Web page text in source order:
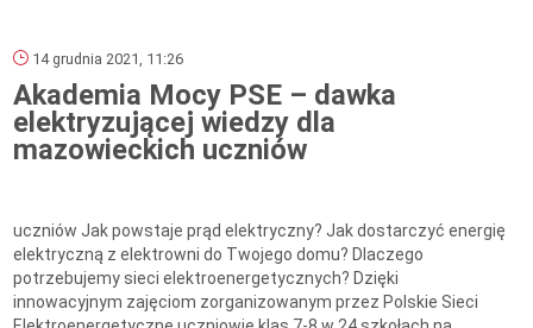
14 grudnia 2021, 11:26
Akademia Mocy PSE – dawka
elektryzującej wiedzy dla
mazowieckich uczniów
uczniów Jak powstaje prąd elektryczny? Jak dostarczyć energię
elektryczną z elektrowni do Twojego domu? Dlaczego
potrzebujemy sieci elektroenergetycznych? Dzięki
innowacyjnym zajęciom zorganizowanym przez Polskie Sieci